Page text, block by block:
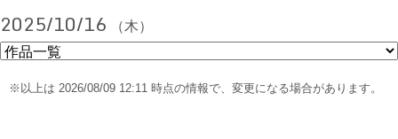
2025/10/16 （木）
※以上は 2026/08/09 12:11 時点の情報で、変更になる場合があります。